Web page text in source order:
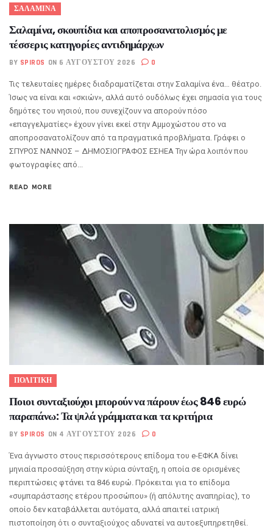
ΣΑΛΑΜΙΝΑ
Σαλαμίνα, σκουπίδια και αποπροσανατολισμός με
τέσσερις κατηγορίες αντιδημάρχων
BY SPIROS ON 6 ΑΥΓΟΎΣΤΟΥ 2026 0
Τις τελευταίες ημέρες διαδραματίζεται στην Σαλαμίνα ένα… θέατρο.
Ίσως να είναι και «σκιών», αλλά αυτό ουδόλως έχει σημασία για τους
δημότες του νησιού, που συνεχίζουν να απορούν πόσο
«επαγγελματίες» έχουν γίνει εκεί στην Αμμοχώστου στο να
αποπροσανατολίζουν από τα πραγματικά προβλήματα. Γράφει ο
ΣΠΥΡΟΣ ΝΑΝΝΟΣ – ΔΗΜΟΣΙΟΓΡΑΦΟΣ ΕΣΗΕΑ Την ώρα λοιπόν που
φωτογραφίες από...
READ MORE
ΠΟΛΙΤΙΚΗ
Ποιοι συνταξιούχοι μπορούν να πάρουν έως 846 ευρώ
παραπάνω: Τα ψιλά γράμματα και τα κριτήρια
BY SPIROS ON 4 ΑΥΓΟΎΣΤΟΥ 2026 0
Ένα άγνωστο στους περισσότερους επίδομα του e-ΕΦΚΑ δίνει
μηνιαία προσαύξηση στην κύρια σύνταξη, η οποία σε ορισμένες
περιπτώσεις φτάνει τα 846 ευρώ. Πρόκειται για το επίδομα
«συμπαράστασης ετέρου προσώπου» (ή απόλυτης αναπηρίας), το
οποίο δεν καταβάλλεται αυτόματα, αλλά απαιτεί ιατρική
πιστοποίηση ότι ο συνταξιούχος αδυνατεί να αυτοεξυπηρετηθεί.